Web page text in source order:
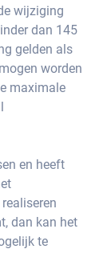
wijziging
dan 145
gelden als
worden
maximale
en heeft
dan kan het
te